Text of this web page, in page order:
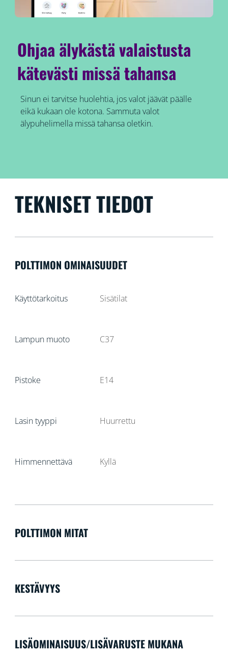
Ohjaa älykästä valaistusta
kätevästi missä tahansa
Sinun ei tarvitse huolehtia, jos valot jäävät päälle
eikä kukaan ole kotona. Sammuta valot
älypuhelimella missä tahansa oletkin.
TEKNISET TIEDOT
POLTTIMON OMINAISUUDET
Käyttötarkoitus Sisätilat
Lampun muoto C37
Pistoke E14
Lasin tyyppi Huurrettu
Himmennettävä Kyllä
POLTTIMON MITAT
KESTÄVYYS
LISÄOMINAISUUS/LISÄVARUSTE MUKANA